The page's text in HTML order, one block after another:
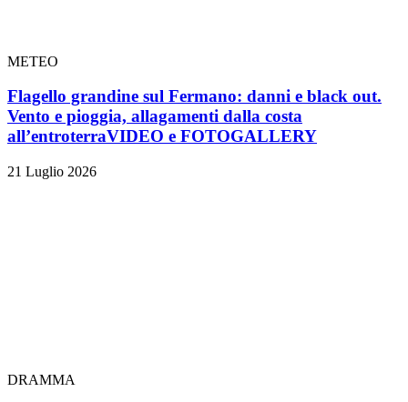
METEO
Flagello grandine sul Fermano: danni e black out.
Vento e pioggia, allagamenti dalla costa
all’entroterraVIDEO e FOTOGALLERY
21 Luglio 2026
DRAMMA